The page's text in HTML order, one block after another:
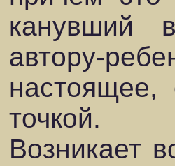
канувший
автору-
настоящее,
точкой.
Возникает